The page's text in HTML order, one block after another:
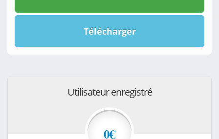
Télécharger
Utilisateur enregistré
0€